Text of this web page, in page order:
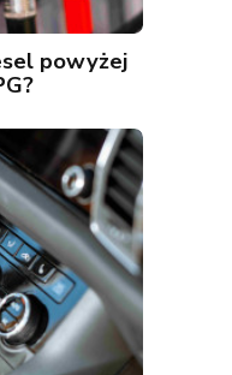
powyżej